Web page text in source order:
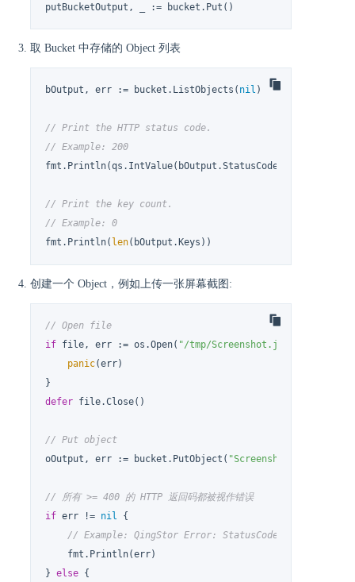
putBucketOutput, _ := bucket.Put()
取 Bucket 中存储的 Object 列表
bOutput, err := bucket.ListObjects( nil )
// Print the HTTP status code.
// Example: 200
fmt.Println(qs.IntValue(bOutput.StatusCode))
// Print the key count.
// Example: 0
fmt.Println( len(bOutput.Keys))
创建一个 Object，例如上传一张屏幕截图:
// Open file
if file, err := os.Open( "/tmp/Screenshot.jpg"
panic(err)
defer file.Close()
// Put object
oOutput, err := bucket.PutObject( "Screenshot.jpg"
// 所有 >= 400 的 HTTP 返回码都被视作错误
if err != nil {
// Example: QingStor Error: StatusCode 403, Code
    fmt.Println(err)
} else {